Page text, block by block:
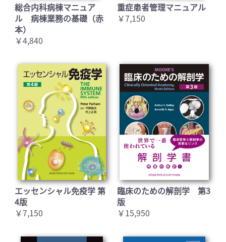
総合内科病棟マニュア
ル 病棟業務の基礎（赤
本）
￥4,840
重症患者管理マニュアル
￥7,150
エッセンシャル免疫学 第
4版
￥7,150
臨床のための解剖学 第3
版
￥15,950